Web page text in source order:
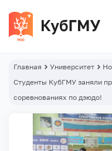
Главная Университет
Студенты КубГМУ заняли
соревнованиях по дзюдо!